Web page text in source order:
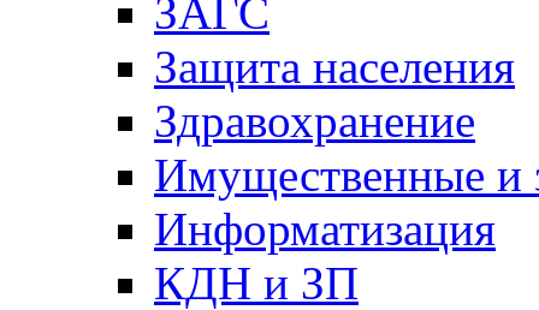
ЗАГС
Защита населения
Здравохранение
Имущественные и
Информатизация
КДН и ЗП